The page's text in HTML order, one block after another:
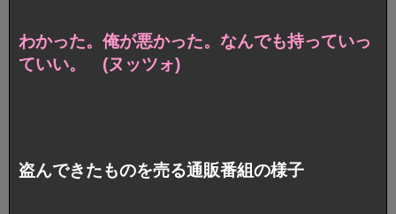
わかった。俺が悪かった。なんでも持っていっ
ていい。 (ヌッツォ)
盗んできたものを売る通販番組の様子